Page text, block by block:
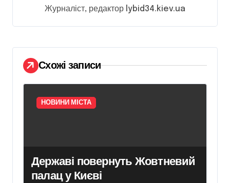
и
і
в
Журналіст, редактор lybid34.kiev.ua
Схожі записи
НОВИНИ МІСТА
Державі повернуть Жовтневий
палац у Києві